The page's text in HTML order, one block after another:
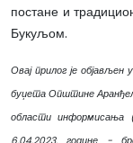
постане и
Букуљом.
Овај прилог је објављен
буџета Општине
области информисања